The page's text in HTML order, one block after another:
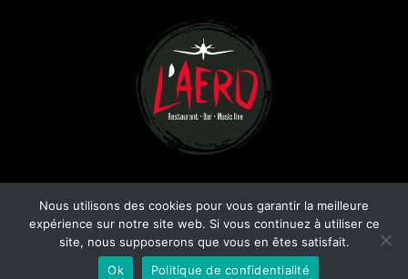
ACCUEIL PARTENAIRES CONTACT MENTIONS LÉGALES © 2022 L’AÉRO
Nous utilisons des cookies pour vous garantir la meilleure
expérience sur notre site web. Si vous continuez à utiliser ce
site, nous supposerons que vous en êtes satisfait.
Ok
Politique de confidentialité